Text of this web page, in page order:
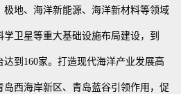
地、海洋新能源、海洋新材料等领域
卫星等重大基础设施布局建设，到
到160家。打造现代海洋产业发展高
西海岸新区、青岛蓝谷引领作用，促